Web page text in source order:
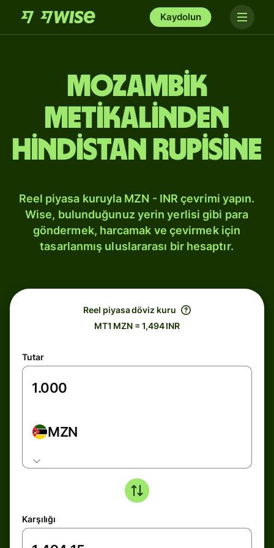
Kaydolun
Mozambik
metikalinden
Hindistan rupisine
Reel piyasa kuruyla MZN - INR çevrimi yapın.
Wise, bulunduğunuz yerin yerlisi gibi para
göndermek, harcamak ve çevirmek için
tasarlanmış uluslararası bir hesaptır.
Reel piyasa döviz kuru
MT1 MZN = 1,494 INR
Tutar
MZN
Karşılığı